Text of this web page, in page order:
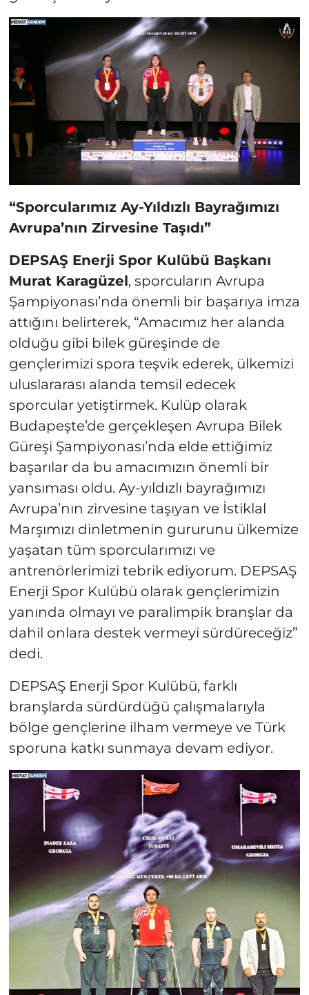
“Sporcularımız Ay-Yıldızlı Bayrağımızı
Avrupa’nın Zirvesine Taşıdı”
DEPSAŞ Enerji Spor Kulübü Başkanı
Murat Karagüzel, sporcuların Avrupa
Şampiyonası’nda önemli bir başarıya imza
attığını belirterek, “Amacımız her alanda
olduğu gibi bilek güreşinde de
gençlerimizi spora teşvik ederek, ülkemizi
uluslararası alanda temsil edecek
sporcular yetiştirmek. Kulüp olarak
Budapeşte’de gerçekleşen Avrupa Bilek
Güreşi Şampiyonası’nda elde ettiğimiz
başarılar da bu amacımızın önemli bir
yansıması oldu. Ay-yıldızlı bayrağımızı
Avrupa’nın zirvesine taşıyan ve İstiklal
Marşımızı dinletmenin gururunu ülkemize
yaşatan tüm sporcularımızı ve
antrenörlerimizi tebrik ediyorum. DEPSAŞ
Enerji Spor Kulübü olarak gençlerimizin
yanında olmayı ve paralimpik branşlar da
dahil onlara destek vermeyi sürdüreceğiz”
dedi.
DEPSAŞ Enerji Spor Kulübü, farklı
branşlarda sürdürdüğü çalışmalarıyla
bölge gençlerine ilham vermeye ve Türk
sporuna katkı sunmaya devam ediyor.